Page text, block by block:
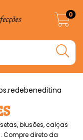
0
blusões, calças
Compre direto da